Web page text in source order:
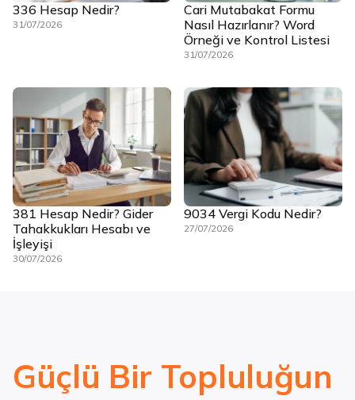
336 Hesap Nedir?
31/07/2026
Cari Mutabakat Formu
Nasıl Hazırlanır? Word
Örneği ve Kontrol Listesi
31/07/2026
381 Hesap Nedir? Gider
Tahakkukları Hesabı ve
İşleyişi
30/07/2026
9034 Vergi Kodu Nedir?
27/07/2026
Güçlü Bir Topluluğun